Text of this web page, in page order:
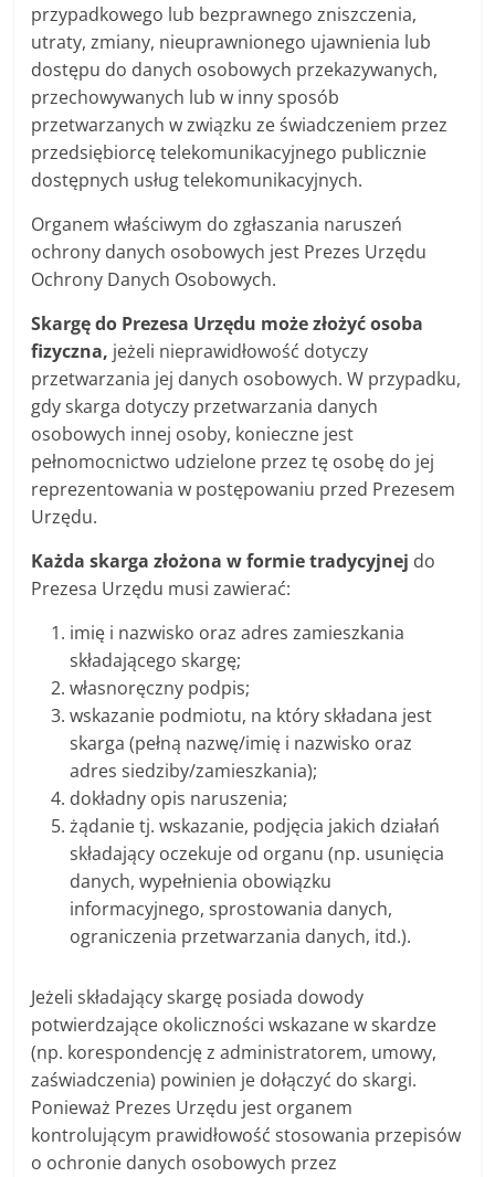
przypadkowego lub bezprawnego zniszczenia,
utraty, zmiany, nieuprawnionego ujawnienia lub
dostępu do danych osobowych przekazywanych,
przechowywanych lub w inny sposób
przetwarzanych w związku ze świadczeniem przez
przedsiębiorcę telekomunikacyjnego publicznie
dostępnych usług telekomunikacyjnych.
Organem właściwym do zgłaszania naruszeń
ochrony danych osobowych jest Prezes Urzędu
Ochrony Danych Osobowych.
Skargę do Prezesa Urzędu może złożyć osoba
fizyczna, jeżeli nieprawidłowość dotyczy
przetwarzania jej danych osobowych. W przypadku,
gdy skarga dotyczy przetwarzania danych
osobowych innej osoby, konieczne jest
pełnomocnictwo udzielone przez tę osobę do jej
reprezentowania w postępowaniu przed Prezesem
Urzędu.
Każda skarga złożona w formie tradycyjnej do
Prezesa Urzędu musi zawierać:
imię i nazwisko oraz adres zamieszkania
składającego skargę;
własnoręczny podpis;
wskazanie podmiotu, na który składana jest
skarga (pełną nazwę/imię i nazwisko oraz
adres siedziby/zamieszkania);
dokładny opis naruszenia;
żądanie tj. wskazanie, podjęcia jakich działań
składający oczekuje od organu (np. usunięcia
danych, wypełnienia obowiązku
informacyjnego, sprostowania danych,
ograniczenia przetwarzania danych, itd.).
Jeżeli składający skargę posiada dowody
potwierdzające okoliczności wskazane w skardze
(np. korespondencję z administratorem, umowy,
zaświadczenia) powinien je dołączyć do skargi.
Ponieważ Prezes Urzędu jest organem
kontrolującym prawidłowość stosowania przepisów
o ochronie danych osobowych przez